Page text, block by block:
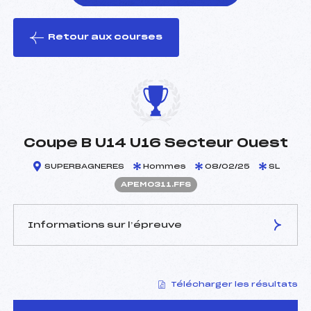
le ski
Retour aux courses
Coupe B U14 U16 Secteur Ouest
SUPERBAGNERES Hommes 08/02/25 SL
APEM0311.FFS
Informations sur l’épreuve
LAFARGUE VALERIE (PE)
Arbitre :
LAPLAGNE CHRISTOPHE
Télécharger les résultats